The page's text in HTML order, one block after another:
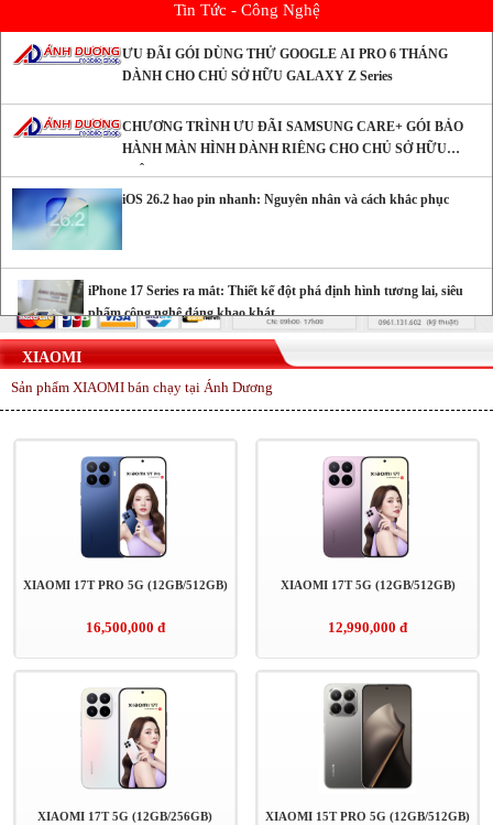
Tin Tức - Công Nghệ
ƯU ĐÃI GÓI DÙNG THỬ GOOGLE AI PRO 6 THÁNG
DÀNH CHO CHỦ SỞ HỮU GALAXY Z Series
CHƯƠNG TRÌNH ƯU ĐÃI SAMSUNG CARE+ GÓI BẢO
HÀNH MÀN HÌNH DÀNH RIÊNG CHO CHỦ SỞ HỮU
iOS 26.2 hao pin nhanh: Nguyên nhân và cách khắc phục
iPhone 17 Series ra mắt: Thiết kế đột phá định hình tương lai, siêu
phẩm công nghệ đáng khao khát
Cảnh báo nguy cơ bị khóa tài khoản iCloud khi nâng cấp
Những cách tiết kiệm pin iPhone 16 đơn giản
phục
Messenger gặp lỗi gửi ảnh
XIAOMI
Sản phẩm XIAOMI bán chạy tại Ánh Dương
XIAOMI 17T PRO 5G (12GB/512GB)
16,500,000 đ
XIAOMI 17T 5G (12GB/512GB)
12,990,000 đ
XIAOMI 17T 5G (12GB/256GB) XIAOMI 15T PRO 5G (12GB/512GB)